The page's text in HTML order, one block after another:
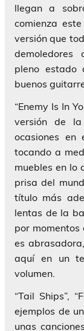
llegan a
comienza
versión que
pleno estado
buenos
“Enemy Is In
versión de
ocasiones en
tocando a
muebles en lo
prisa del
título más
lentas de la
por momentos
es
aquí en un
volumen.
“Tail Ships”,
ejemplos de
unas